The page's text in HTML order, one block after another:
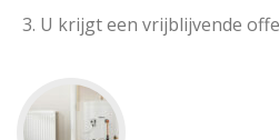
U krijgt een vrijblijvende